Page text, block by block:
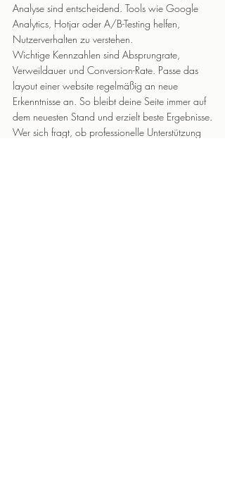
Analyse sind entscheidend. Tools wie Google
Analytics, Hotjar oder A/B-Testing helfen,
Nutzerverhalten zu verstehen.
Wichtige Kennzahlen sind Absprungrate,
Verweildauer und Conversion-Rate. Passe das
layout einer website regelmäßig an neue
Erkenntnisse an. So bleibt deine Seite immer auf
dem neuesten Stand und erzielt beste Ergebnisse.
Wer sich fragt, ob professionelle Unterstützung